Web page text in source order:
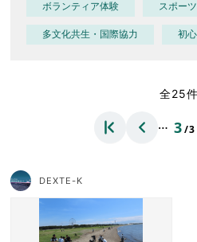
ボランティア体験 スポーツ
多文化共生・国際協力 初
全25件
… 3/3
DEXTE-K